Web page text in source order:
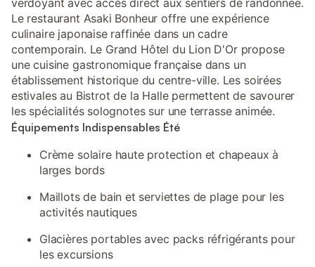
verdoyant avec accès direct aux sentiers de randonnée.
Le restaurant Asaki Bonheur offre une expérience
culinaire japonaise raffinée dans un cadre
contemporain. Le Grand Hôtel du Lion D'Or propose
une cuisine gastronomique française dans un
établissement historique du centre-ville. Les soirées
estivales au Bistrot de la Halle permettent de savourer
les spécialités solognotes sur une terrasse animée.
Équipements Indispensables Été
Crème solaire haute protection et chapeaux à
larges bords
Maillots de bain et serviettes de plage pour les
activités nautiques
Glacières portables avec packs réfrigérants pour
les excursions